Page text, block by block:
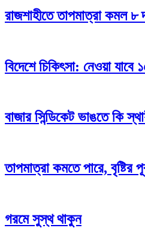
রাজশাহীতে তাপমাত্রা কমল ৮
বিদেশে চিকিৎসা: নেওয়া যাবে
বাজার সিন্ডিকেট ভাঙতে কি
তাপমাত্রা কমতে পারে, বৃষ্টির
গরমে সুস্থ থাকুন